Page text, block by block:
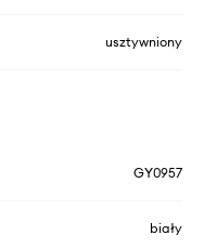
usztywniony
GY0957
biały